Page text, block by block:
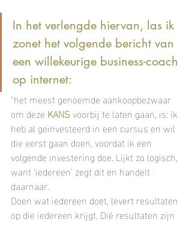
In het verlengde hiervan, las ik
zonet het volgende bericht van
een willekeurige business-coach
op internet:
"het meest genoemde aankoopbezwaar
om deze KANS voorbij te laten gaan, is: ik
heb al geïnvesteerd in een cursus en wil
die eerst gaan doen, voordat ik een
volgende investering doe. Lijkt zo logisch,
want ‘iedereen’ zegt dit en handelt
daarnaar.
Doen wat iedereen doet, levert resultaten
op die iedereen krijgt. Dié resultaten zijn